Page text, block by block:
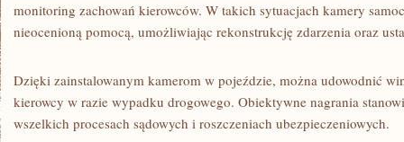
monitoring zachowań kierowców. W ​takich sytuacjach kamery
nieocenioną pomocą, umożliwiając rekonstrukcję zdarzenia oraz
Dzięki zainstalowanym kamerom w pojeździe, można udowodnić
kierowcy w razie wypadku⁢ drogowego. Obiektywne nagrania
wszelkich procesach⁣ sądowych i roszczeniach‍ ubezpieczeniowych.